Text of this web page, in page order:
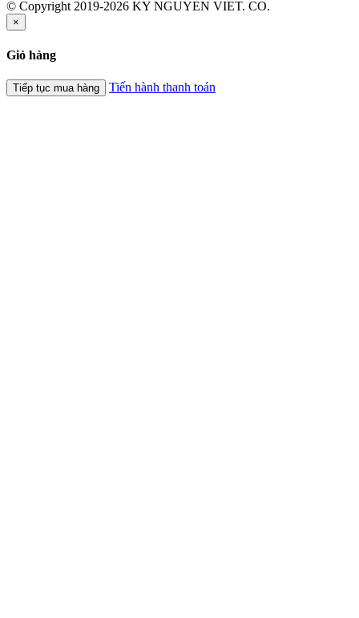
© Copyright 2019-2026 KY NGUYEN VIET. CO.
×
Giỏ hàng
Tiếp tục mua hàng Tiến hành thanh toán